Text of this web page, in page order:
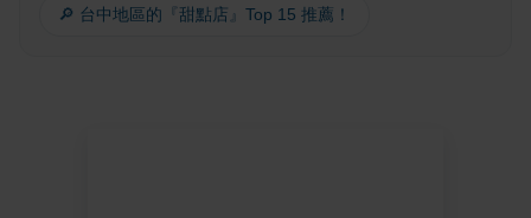
🔎 台中地區的『甜點店』Top 15 推薦！